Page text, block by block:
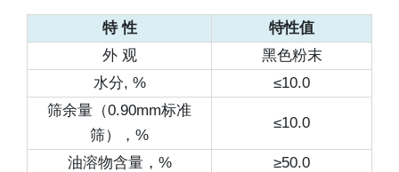
特 性
特性值
外 观
黑色粉末
水分, %
≤10.0
筛余量（0.90mm标准
筛），%
≤10.0
油溶物含量，%
≥50.0